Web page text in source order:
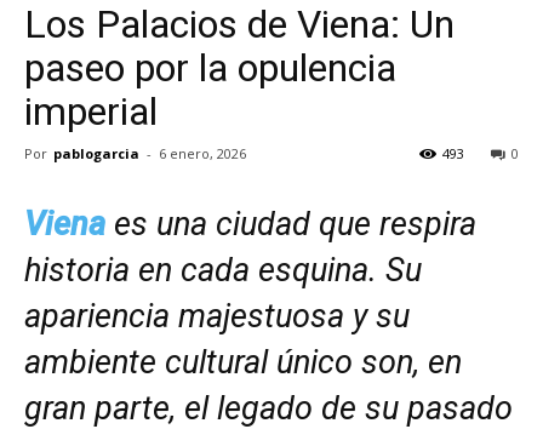
Los Palacios de Viena: Un
paseo por la opulencia
imperial
Por pablogarcia - 6 enero, 2026 0
493
Viena es una ciudad que respira
historia en cada esquina. Su
apariencia majestuosa y su
ambiente cultural único son, en
gran parte, el legado de su pasado